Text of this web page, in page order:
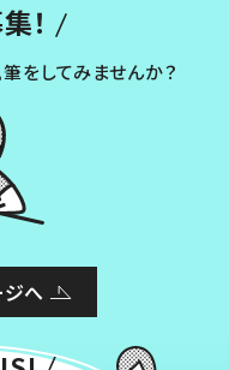
！
をしてみませんか？
へ